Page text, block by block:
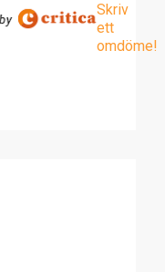
Skriv
ett
omdöme!